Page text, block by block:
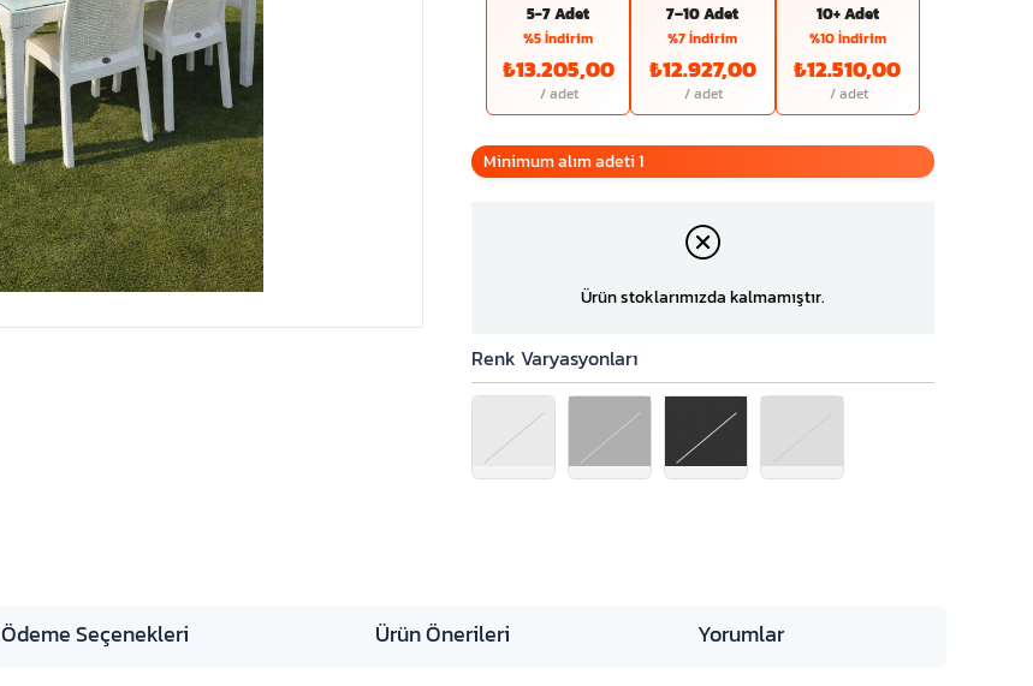
5-7 Adet
%5 İndirim
₺13.205,00
7–10 Adet
%7 İndirim
₺12.927,00
10+ Adet
%10 İndirim
₺12.510,00
Minimum alım adeti 1
Ürün stoklarımızda kalmamıştır.
Renk Varyasyonları
Ödeme Seçenekleri Ürün Önerileri Yorumlar